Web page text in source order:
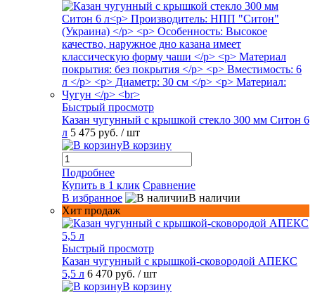
Быстрый просмотр
Казан чугунный с крышкой стекло 300 мм Ситон 6
л 5 475 руб. / шт
В корзину
Подробнее
Купить в 1 клик Сравнение
В избранное
В наличии
Хит продаж
Быстрый просмотр
Казан чугунный с крышкой-сковородой АПЕКС
5,5 л 6 470 руб. / шт
В корзину